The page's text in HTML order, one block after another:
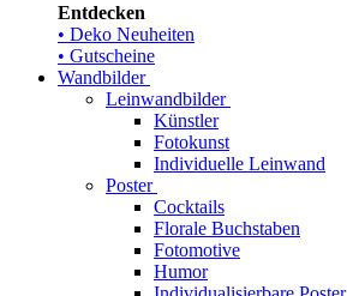
Entdecken
• Deko Neuheiten
• Gutscheine
Wandbilder
Leinwandbilder
Künstler
Fotokunst
Individuelle Leinwand
Poster
Cocktails
Florale Buchstaben
Fotomotive
Humor